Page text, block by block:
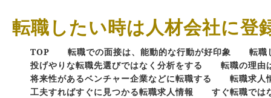
転職したい時は人材会社に登
TOP 転職での面接は、能動的な行動が好印象
転職
投げやりな転職先選びではなく分析をする
転職の理由
将来性があるベンチャー企業などに転職する
転職求人
工夫すればすぐに見つかる転職求人情報
すぐ転職では